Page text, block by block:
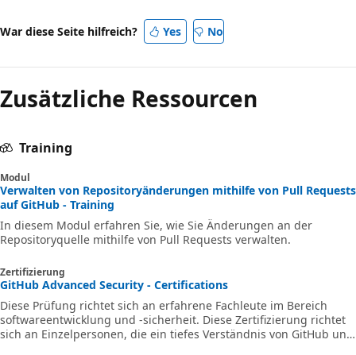
War diese Seite hilfreich? Yes No
Zusätzliche Ressourcen
Training
Modul
Verwalten von Repositoryänderungen mithilfe von Pull Requests
auf GitHub - Training
In diesem Modul erfahren Sie, wie Sie Änderungen an der
Repositoryquelle mithilfe von Pull Requests verwalten.
Zertifizierung
GitHub Advanced Security - Certifications
Diese Prüfung richtet sich an erfahrene Fachleute im Bereich
softwareentwicklung und -sicherheit. Diese Zertifizierung richtet
sich an Einzelpersonen, die ein tiefes Verständnis von GitHub und